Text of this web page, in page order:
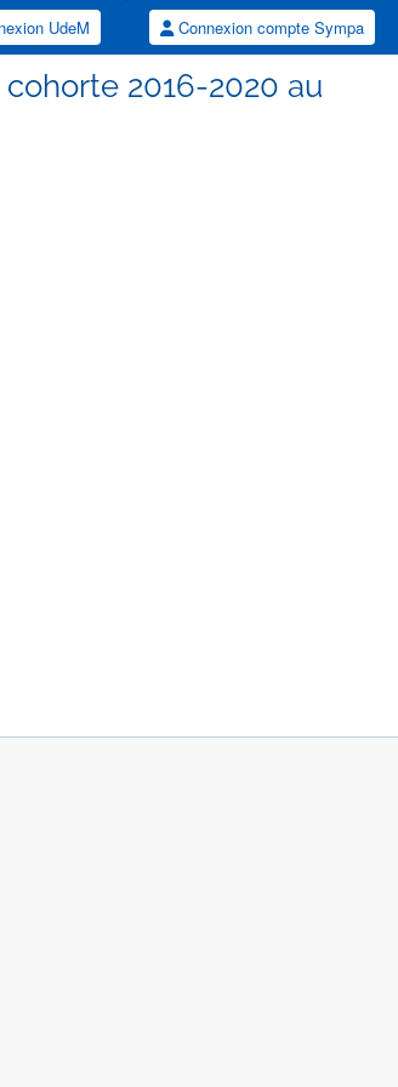
UdeM Connexion compte Sympa
2016-2020 au